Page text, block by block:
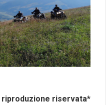
riproduzione riservata*